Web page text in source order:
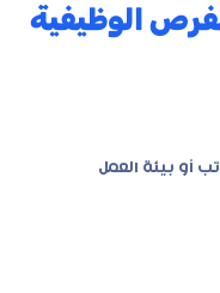
الوظيفية
أو بيئة العمل